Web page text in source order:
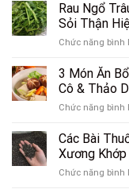
Rau Ngổ
Sỏi Thận
Chức năng bình
3 Món Ăn
Cô & Thảo
Chức năng bình
Các Bài
Xương
Chức năng bình